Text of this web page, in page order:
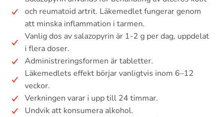
och reumatoid artrit. Läkemedlet fungerar genom
att minska inflammation i tarmen.
Vanlig dos av salazopyrin är 1-2 g per dag, uppdelat
i flera doser.
Administreringsformen är tabletter.
Läkemedlets effekt börjar vanligtvis inom 6–12
veckor.
Verkningen varar i upp till 24 timmar.
Undvik att konsumera alkohol.